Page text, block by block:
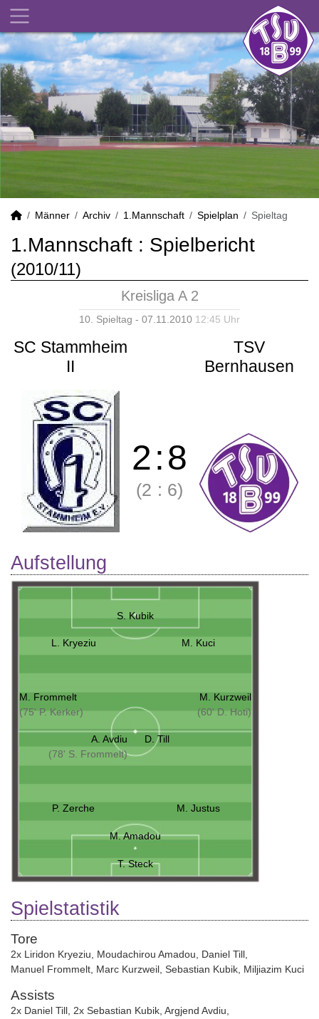
Männer Archiv 1.Mannschaft Spielplan Spieltag
1.Mannschaft : Spielbericht
(2010/11)
Kreisliga A 2
10. Spieltag - 07.11.2010 12:45 Uhr
SC Stammheim
II
TSV
Bernhausen
2:8
(2 : 6)
Aufstellung
S. Kubik
L. Kryeziu M. Kuci
M. Frommelt
(75' P. Kerker)
M. Kurzweil
(60' D. Hoti)
A. Avdiu
(78' S. Frommelt)
D. Till
P. Zerche M. Justus
M. Amadou
T. Steck
Spielstatistik
Tore
2x Liridon Kryeziu Moudachirou Amadou Daniel Till
Manuel Frommelt Marc Kurzweil Sebastian Kubik Miljiazim Kuci
Assists
2x Daniel Till 2x Sebastian Kubik Argjend Avdiu